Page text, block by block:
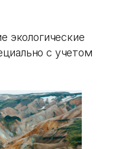
экологические
с учетом